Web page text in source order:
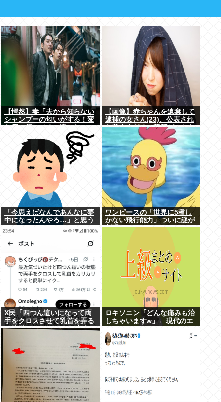
【愕然】妻「夫から知らない
シャンプーの匂いがする！変
い！！！」探偵「調べたとこ
ろ･･･」⇒結果ｗｗ
【画像】赤ちゃんを遺棄して
逮捕の女さん(23)、公表され
た美人すぎるご尊顔がこちら
「今思えばなんであんなに夢
中になったんやろ…」と思う
コンテンツ
ワンピースの「世界に5種し
かない飛行能力」ついに謎が
判明するwww
X民「四つん這いになって両
手をクロスさせて乳首を弄る
と簡単にイケる」 これ出来な
ロキソニン「どんな痛みも治
しちゃいますw」←現代のエ